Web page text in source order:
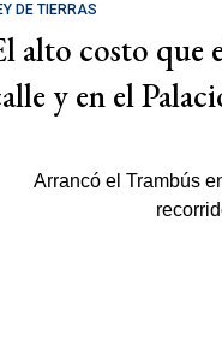
DE TIERRAS
alto costo que
y en el